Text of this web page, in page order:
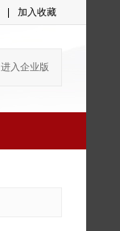
加入收藏
进入企业版